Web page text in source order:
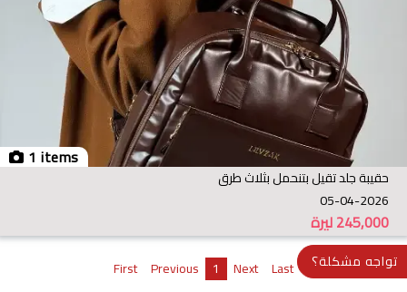
1 items
حقيبة جلد تقيل بتنحمل بثلاث طرق
05-04-2026
ليرة245,000
First Previous 1 Next Last تواجه مشكلة؟